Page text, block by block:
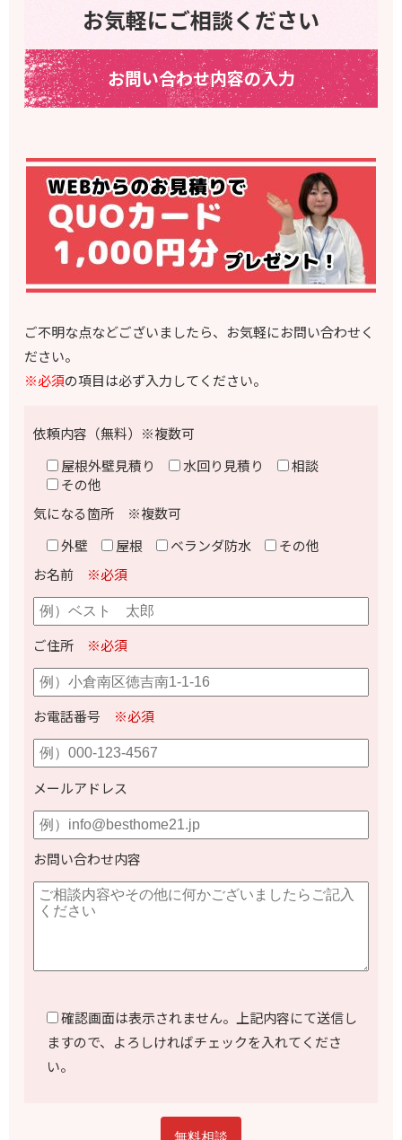
お気軽にご相談ください
お問い合わせ内容の入力
ご不明な点などございましたら、お気軽にお問い合わせく
ださい。
※必須の項目は必ず入力してください。
依頼内容（無料）※複数可
屋根外壁見積り
水回り見積り
相談
その他
気になる箇所 ※複数可
外壁
屋根 ベランダ防水
その他
お名前 ※必須
ご住所 ※必須
お電話番号 ※必須
メールアドレス
お問い合わせ内容
確認画面は表示されません。上記内容にて送信し
ますので、よろしければチェックを入れてくださ
い。